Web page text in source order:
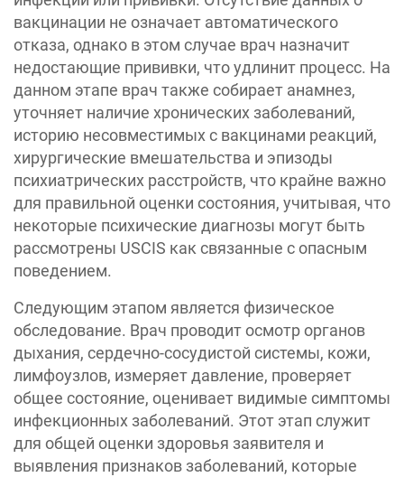
вакцинации не означает автоматического
отказа, однако в этом случае врач назначит
недостающие прививки, что удлинит процесс. На
данном этапе врач также собирает анамнез,
уточняет наличие хронических заболеваний,
историю несовместимых с вакцинами реакций,
хирургические вмешательства и эпизоды
психиатрических расстройств, что крайне важно
для правильной оценки состояния, учитывая, что
некоторые психические диагнозы могут быть
рассмотрены USCIS как связанные с опасным
поведением.
Следующим этапом является физическое
обследование. Врач проводит осмотр органов
дыхания, сердечно-сосудистой системы, кожи,
лимфоузлов, измеряет давление, проверяет
общее состояние, оценивает видимые симптомы
инфекционных заболеваний. Этот этап служит
для общей оценки здоровья заявителя и
выявления признаков заболеваний, которые